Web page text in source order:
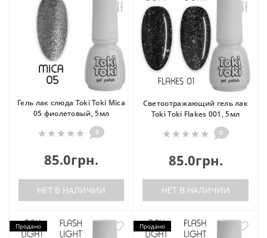
Гель лак слюда Toki Toki Mica
05 фиолетовый, 5мл
0
85.0грн.
НЕТ В НАЛИЧИИ
Светоотражающий гель лак
Toki Toki Flakes 001, 5мл
0
85.0грн.
НЕТ В НАЛИЧИИ
Продано Продано